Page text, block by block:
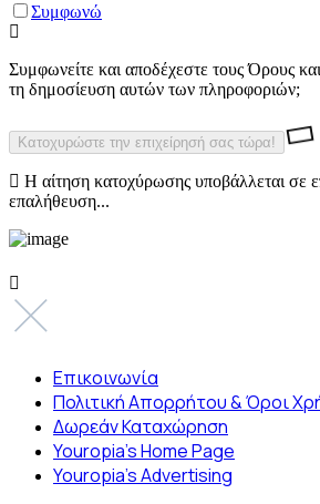
Συμφωνώ
Συμφωνείτε και αποδέχεστε τους Όρους
τη δημοσίευση αυτών των πληροφοριών;
Η αίτηση κατοχύρωσης υποβάλλεται σε
επαλήθευση...
Επικοινωνία
Πολιτική Απορρήτου & Όροι
Δωρεάν Καταχώρηση
Youropia’s Home Page
Youropia’s Advertising